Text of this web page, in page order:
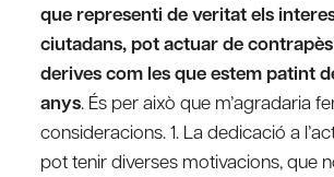
que representi de veritat els
ciutadans, pot actuar de
derives com les que estem patint
anys. És per això que m’agradaria
consideracions. 1. La dedicació a
pot tenir diverses motivacions, que